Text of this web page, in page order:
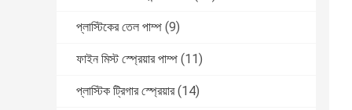
প্লাস্টিকের তেল পাম্প (9)
ফাইন মিস্ট স্প্রেয়ার পাম্প (11)
প্লাস্টিক ট্রিগার স্প্রেয়ার (14)